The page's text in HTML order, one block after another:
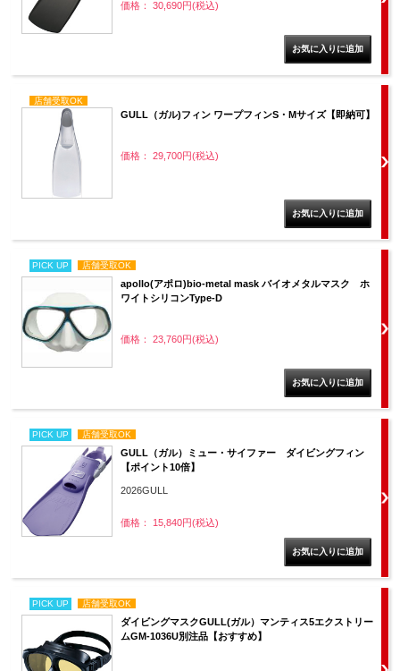
価格： 30,690円(税込)
店舗受取OK
GULL（ガル)フィン ワープフィンS・Mサイズ【即納可】
価格： 29,700円(税込)
PICK UP 店舗受取OK
apollo(アポロ)bio-metal mask バイオメタルマスク ホ
ワイトシリコンType-D
価格： 23,760円(税込)
PICK UP 店舗受取OK
GULL（ガル）ミュー・サイファー ダイビングフィン
【ポイント10倍】
2026GULL
価格： 15,840円(税込)
PICK UP 店舗受取OK
ダイビングマスクGULL(ガル）マンティス5エクストリー
ムGM-1036U別注品【おすすめ】